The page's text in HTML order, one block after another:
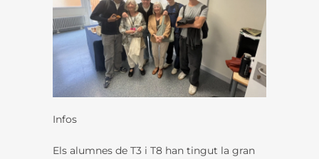
Infos
Els alumnes de T3 i T8 han tingut la gran